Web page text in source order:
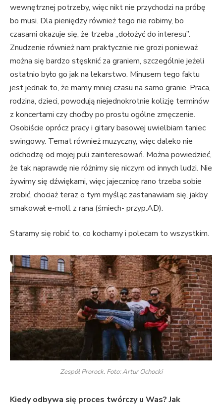
wewnętrznej potrzeby, więc nikt nie przychodzi na próbę
bo musi. Dla pieniędzy również tego nie robimy, bo
czasami okazuje się, że trzeba „dołożyć do interesu”.
Znudzenie również nam praktycznie nie grozi ponieważ
można się bardzo stęsknić za graniem, szczególnie jeżeli
ostatnio było go jak na lekarstwo. Minusem tego faktu
jest jednak to, że mamy mniej czasu na samo granie. Praca,
rodzina, dzieci, powodują niejednokrotnie kolizję terminów
z koncertami czy choćby po prostu ogólne zmęczenie.
Osobiście oprócz pracy i gitary basowej uwielbiam taniec
swingowy. Temat również muzyczny, więc daleko nie
odchodzę od mojej puli zainteresowań. Można powiedzieć,
że tak naprawdę nie różnimy się niczym od innych ludzi. Nie
żywimy się dźwiękami, więc jajecznicę rano trzeba sobie
zrobić, chociaż teraz o tym myśląc zastanawiam się, jakby
smakował e-moll z rana (śmiech- przyp.AD).
Staramy się robić to, co kochamy i polecam to wszystkim.
Zespół Prorock. Foto: Artur Ochocki
Kiedy odbywa się proces twórczy u Was? Jak